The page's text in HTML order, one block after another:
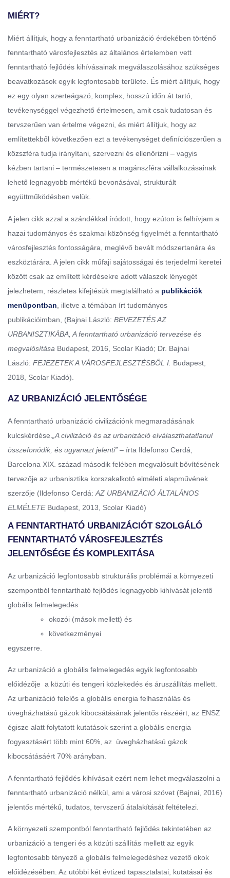
MIÉRT?
Miért állítjuk, hogy a fenntartható urbanizáció érdekében történő
fenntartható városfejlesztés az általános értelemben vett
fenntartható fejlődés kihívásainak megválaszolásához szükséges
beavatkozások egyik legfontosabb területe. És miért állítjuk, hogy
ez egy olyan szerteágazó, komplex, hosszú időn át tartó,
tevékenységgel végezhető értelmesen, amit csak tudatosan és
tervszerűen van értelme végezni, és miért állítjuk, hogy az
említettekből következően ezt a tevékenységet definíciószerűen a
közszféra tudja irányítani, szervezni és ellenőrizni – vagyis
kézben tartani – természetesen a magánszféra vállalkozásainak
lehető legnagyobb mértékű bevonásával, strukturált
együttműködésben velük.
A jelen cikk azzal a szándékkal íródott, hogy ezúton is felhívjam a
hazai tudományos és szakmai közönség figyelmét a fenntartható
városfejlesztés fontosságára, meglévő bevált módszertanára és
eszköztárára. A jelen cikk műfaji sajátosságai és terjedelmi keretei
között csak az említett kérdésekre adott válaszok lényegét
jelezhetem, részletes kifejtésük megtalálható a publikációk
menüpontban , illetve a témában írt tudományos
publikációimban, (Bajnai László: BEVEZETÉS AZ
URBANISZTIKÁBA, A fenntartható urbanizáció tervezése és
megvalósítása Budapest, 2016, Scolar Kiadó; Dr. Bajnai
László: FEJEZETEK A VÁROSFEJLESZTÉSBŐL I. Budapest,
2018, Scolar Kiadó).
AZ URBANIZÁCIÓ JELENTŐSÉGE
A fenntartható urbanizáció civilizációnk megmaradásának
kulcskérdése.
„A civilizáció és az urbanizáció elválaszthatatlanul
összefonódik, és ugyanazt jelenti” – írta Ildefonso Cerdá,
Barcelona XIX. század második felében megvalósult bővítésének
tervezője az urbanisztika korszakalkotó elméleti alapművének
szerzője (Ildefonso Cerdá: AZ URBANIZÁCIÓ ÁLTALÁNOS
ELMÉLETE Budapest, 2013, Scolar Kiadó)
A FENNTARTHATÓ URBANIZÁCIÓT SZOLGÁLÓ
FENNTARTHATÓ VÁROSFEJLESZTÉS
JELENTŐSÉGE ÉS KOMPLEXITÁSA
Az urbanizáció legfontosabb strukturális problémái a környezeti
szempontból fenntartható fejlődés legnagyobb kihívását jelentő
globális felmelegedés
okozói (mások mellett) és
következményei
egyszerre.
Az urbanizáció a globális felmelegedés egyik legfontosabb
előidézője a közúti és tengeri közlekedés és áruszállítás mellett.
Az urbanizáció felelős a globális energia felhasználás és
üvegházhatású gázok kibocsátásának jelentős részéért, az ENSZ
égisze alatt folytatott kutatások szerint a globális energia
fogyasztásért több mint 60%, az üvegházhatású gázok
kibocsátásáért 70% arányban.
A fenntartható fejlődés kihívásait ezért nem lehet megválaszolni a
fenntartható urbanizáció nélkül, ami a városi szövet (Bajnai, 2016)
jelentős mértékű, tudatos, tervszerű átalakítását feltételezi.
A környezeti szempontból fenntartható fejlődés tekintetében az
urbanizáció a tengeri és a közúti szállítás mellett az egyik
legfontosabb tényező a globális felmelegedéshez vezető okok
előidézésében. Az utóbbi két évtized tapasztalatai, kutatásai és